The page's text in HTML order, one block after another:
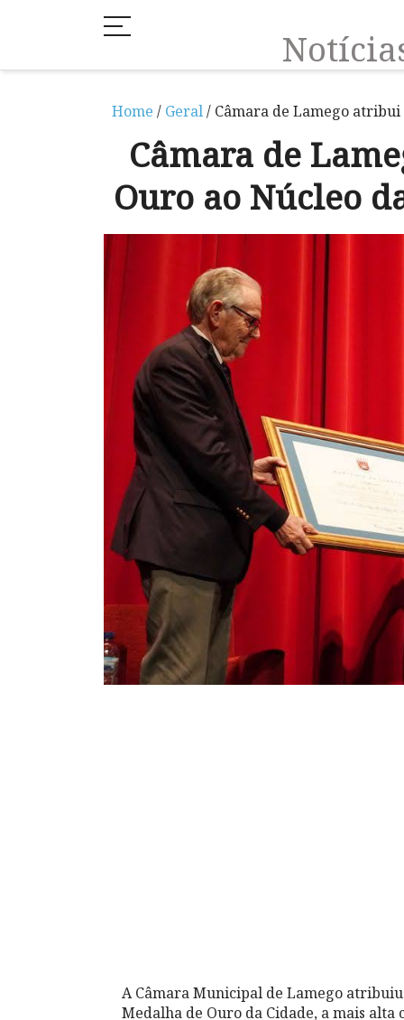
Home / Geral/ Câmara de Lamego
Câmara de
Ouro ao Núcleo
A Câmara Municipal de Lamego
Medalha de Ouro da Cidade, a mais